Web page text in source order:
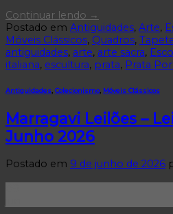
Continuar lendo →
Postado em Antiguidades, Arte,
Móveis Clássicos, Quadros,
antiguidades, arte, arte sacra,
italiana, escultura, prata, Prata
Antiguidades Colecionismo, Móveis Clássicos
Marragavi Leilões –
Junho 2026
Postado em 9 de junho de 2026